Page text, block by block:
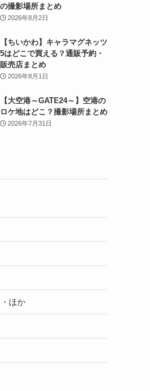
の撮影場所まとめ
2026年8月2日
【ちいかわ】キャラマグネッツ
5はどこで買える？通販予約・
販売店まとめ
2026年8月1日
【大空港～GATE24～】空港の
ロケ地はどこ？撮影場所まとめ
2026年7月31日
ほか